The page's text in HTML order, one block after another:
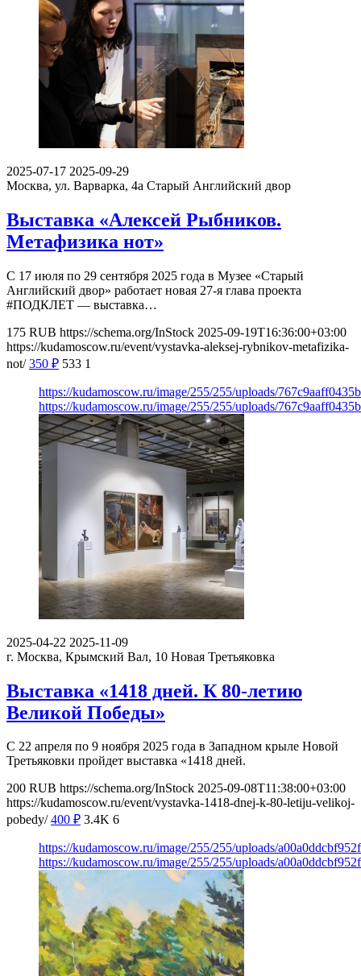
2025-07-17 2025-09-29
Москва, ул. Варварка, 4а Старый Английский двор
Выставка «Алексей Рыбников.
Метафизика нот»
С 17 июля по 29 сентября 2025 года в Музее «‎Старый
Английский двор» работает новая 27-я глава проекта
#ПОДКЛЕТ — выставка…
175 RUB https://schema.org/InStock 2025-09-19T16:36:00+03:00
https://kudamoscow.ru/event/vystavka-aleksej-rybnikov-metafizika-
not/ 350 ₽ 533 1
https://kudamoscow.ru/image/255/255/uploads/
https://kudamoscow.ru/image/255/255/uploads/
2025-04-22 2025-11-09
г. Москва, Крымский Вал, 10 Новая Третьяковка
Выставка «1418 дней. К 80-летию
Великой Победы»
С 22 апреля по 9 ноября 2025 года в Западном крыле Новой
Третьяковки пройдет выставка «1418 дней.
200 RUB https://schema.org/InStock 2025-09-08T11:38:00+03:00
https://kudamoscow.ru/event/vystavka-1418-dnej-k-80-letiju-velikoj-
pobedy/ 400 ₽ 3.4K 6
https://kudamoscow.ru/image/255/255/uploads/
https://kudamoscow.ru/image/255/255/uploads/